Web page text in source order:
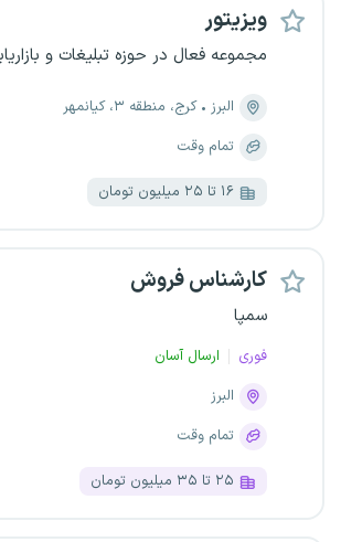
ویزیتور
مجموعه فعال در حوزه تبلیغات و
البرز
کرج، منطقه ۳، کیانمهر
تمام وقت
۱۶ تا ۲۵ میلیون تومان
کارشناس فروش
سمپا
فوری
ارسال آسان
البرز
تمام وقت
۲۵ تا ۳۵ میلیون تومان